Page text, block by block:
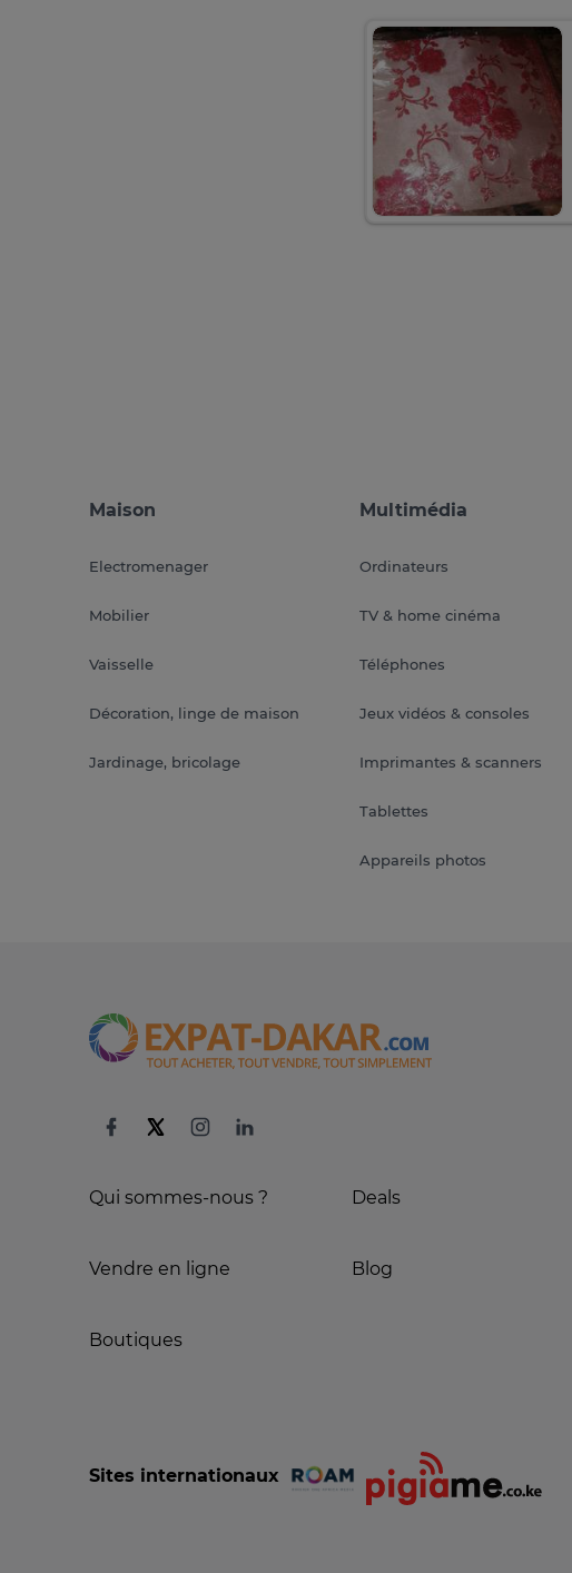
Maison
Electromenager
Mobilier
Vaisselle
Décoration, linge de maison
Jardinage, bricolage
Multimédia
Ordinateurs
TV & home cinéma
Téléphones
Jeux vidéos & consoles
Imprimantes & scanners
Tablettes
Appareils photos
Qui sommes-nous ?
Vendre en ligne
Boutiques
Deals
Blog
Sites internationaux